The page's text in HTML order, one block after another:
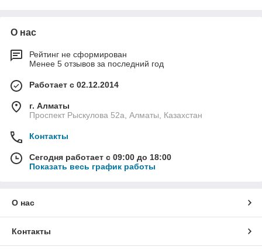
О нас
Рейтинг не сформирован
Менее 5 отзывов за последний год
Работает с 02.12.2014
г. Алматы
Проспект Рыскулова 52а, Алматы, Казахстан
Контакты
Сегодня работает с 09:00 до 18:00
Показать весь график работы
О нас
Контакты